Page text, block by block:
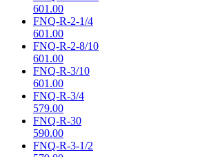
601.00
FNQ-R-2-1/4
601.00
FNQ-R-2-8/10
601.00
FNQ-R-3/10
601.00
FNQ-R-3/4
579.00
FNQ-R-30
590.00
FNQ-R-3-1/2